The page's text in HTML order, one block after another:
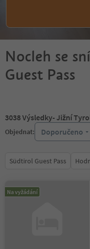
Nocleh se
Guest Pass
3038Výsledky- Jižní
Objednat: Doporučeno
Südtirol Guest Pass
Na vyžádání